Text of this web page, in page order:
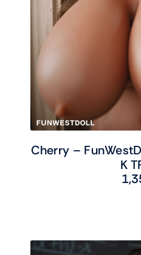
Cherry –
K